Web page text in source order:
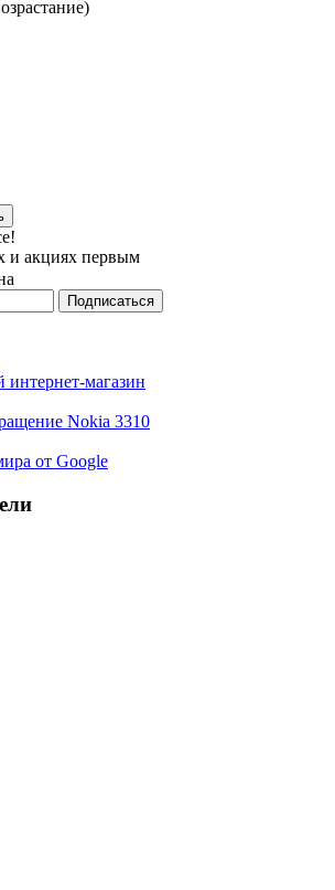
и акциях первым
магазин
Nokia 3310
от Google